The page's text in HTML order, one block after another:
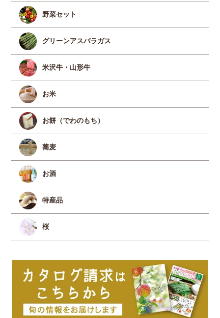
野菜セット
グリーンアスパラガス
米沢牛・山形牛
お米
お餅（でわのもち）
蕎麦
お酒
特産品
桜